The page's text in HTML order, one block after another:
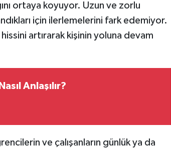
ortaya koyuyor. Uzun ve zorlu
için ilerlemelerini fark edemiyor.
artırarak kişinin yoluna devam
Anlaşılır?
ve çalışanların günlük ya da